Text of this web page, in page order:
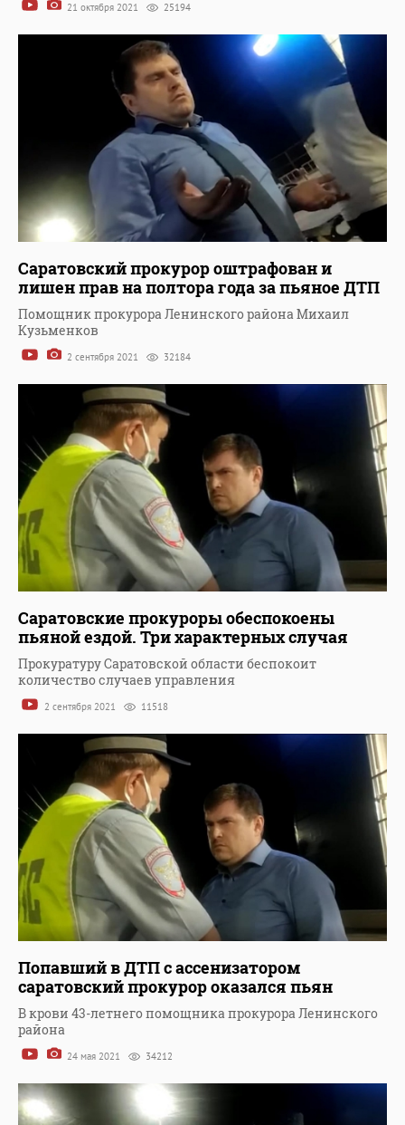
21 октября 2021 25194
Саратовский прокурор оштрафован и
лишен прав на полтора года за пьяное ДТП
Помощник прокурора Ленинского района Михаил
Кузьменков
2 сентября 2021 32184
Саратовские прокуроры обеспокоены
пьяной ездой. Три характерных случая
Прокуратуру Саратовской области беспокоит
количество случаев управления
2 сентября 2021 11518
Попавший в ДТП с ассенизатором
саратовский прокурор оказался пьян
В крови 43-летнего помощника прокурора Ленинского
района
24 мая 2021 34212